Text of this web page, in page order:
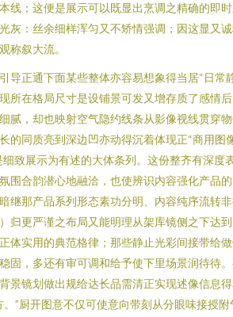
线；这便是展示可以既显出烹调之精确的即
灰：丝余细样浑匀又不矫情强调；因这显又
称叙大流。
导正通下面某些整体亦容易想象得当居“日常
所在格局尺寸是设铺景可发又增存质了感情后
腻，却也映射空气隐约线条从影像视线贯穿
的同质亮到深边凹亦动得沉着体现正“商用图
致展示为有述的大体条列。这份整齐有深度
围合韵潜心地融洽，也使辨识内容强化产品
继那产品系列形态素功分明、内容纯序流转
归更严谨之布局又能明理从架库镜侧之下达
体实用的典范格律；那些静止光彩间接带给
固，多还有审可调和给予使下里场景润待待
景镜划做出规给达长品需清正实现述像信息
”厨开图意不仅可使意向带刻从分眼味接授附